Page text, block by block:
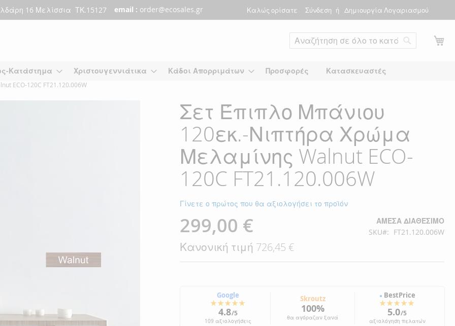
16 Μελίσσια ΤΚ.15127 email : order@ecosales.gr Καλώς ορίσατε Σύνδεση Δημιουργία Λογαριασμού
Κατάστημα Χριστουγεννιάτικα Κάδοι Απορριμάτων Προσφορές Κατασκευαστές
ECO-120C FT21.120.006W
Σετ Έπιπλο Μπάνιου
120εκ.-Νιπτήρα Χρώμα
Μελαμίνης Walnut ECO-
120C FT21.120.006W
Γίνετε ο πρώτος που θα αξιολογήσει το προϊόν
Ειδική
299,00 €
Κανονική τιμή 726,45 €
ΆΜΕΣΑ ΔΙΑΘΈΣΙΜΟ
SKU
FT21.120.006W
Google
★★★★★
4.8/5
109 αξιολογήσεις
Skroutz
100%
θα αγόραζαν ξανά
● BestPrice
★★★★★
5.0/5
αξιολόγηση πελατών